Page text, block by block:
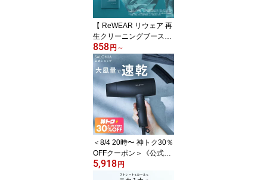
ビタミンC
【 ReWEAR リウェア 再
生クリーニングブースタ
ー 】漂白剤 洗濯 洗剤 毛
玉 毛羽立ち 頑固汚れ エ
リそで汚れ 黄ばみ 黒ず
み 汗ジミ 消臭 抗菌 赤ち
ゃん用 血液汚れ ダメー
ジリペア 衣類再生 洗浄
ブースト 衣類 詰め替え
詰替洗濯 衣類用洗剤
858 円 ～
＜8/4 20時〜 神トク30％
OFFクーポン＞《公式
店》【SALONIA スピー
ディー イオンドライヤ
5,918 円